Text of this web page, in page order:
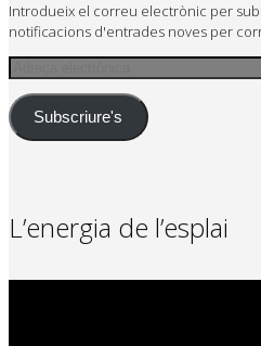
Introdueix el correu electrònic per
notificacions d'entrades noves per
Subscriure's
L’energia de l’esplai